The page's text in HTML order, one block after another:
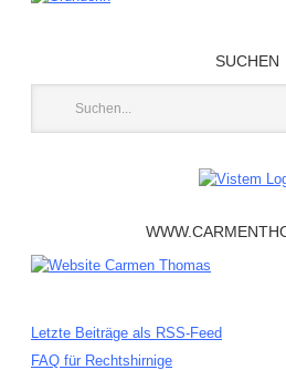
SUCHEN
Letzte Beiträge als RSS-Feed
FAQ für Rechtshirnige